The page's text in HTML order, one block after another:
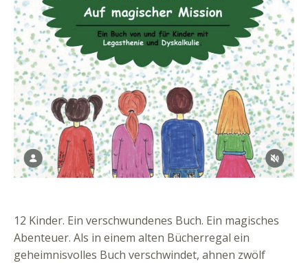
12 Kinder. Ein verschwundenes Buch. Ein magisches
Abenteuer. Als in einem alten Bücherregal ein
geheimnisvolles Buch verschwindet, ahnen zwölf